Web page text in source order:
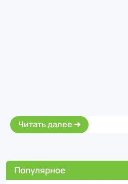
Читать далее
Популярное